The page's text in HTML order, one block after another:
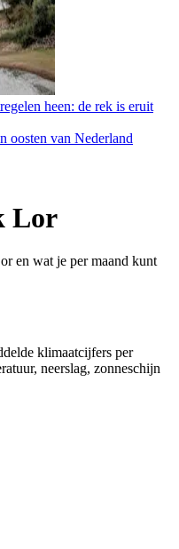
heen: de rek is eruit
oosten van Nederland
Lor
en wat je per maand kunt
klimaatcijfers per
neerslag, zonneschijn